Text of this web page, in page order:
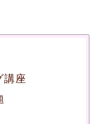
講座